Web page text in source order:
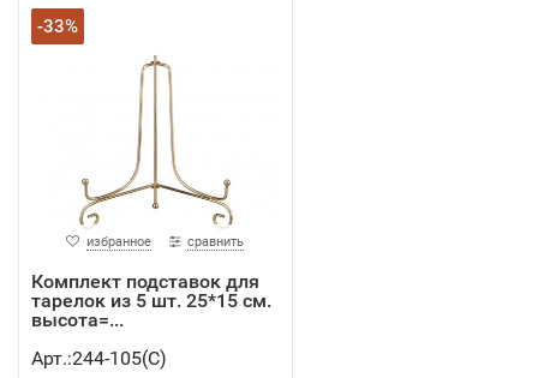
-33%
избранное сравнить
Комплект подставок для
тарелок из 5 шт. 25*15 см.
высота=...
Арт.:244-105(C)